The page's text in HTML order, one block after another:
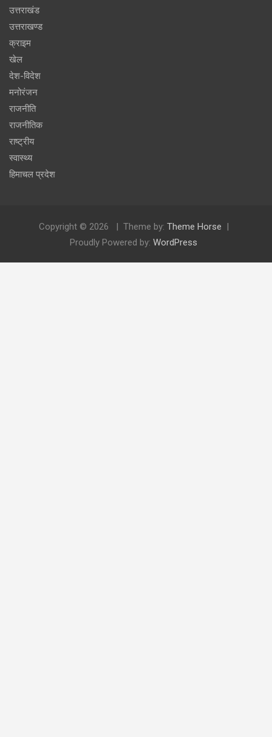
उत्तराखंड
उत्तराखण्ड
क्राइम
खेल
देश-विदेश
मनोरंजन
राजनीति
राजनीतिक
राष्ट्रीय
स्वास्थ्य
हिमाचल प्रदेश
Copyright © 2026 Theme by: Theme Horse
Proudly Powered by: WordPress